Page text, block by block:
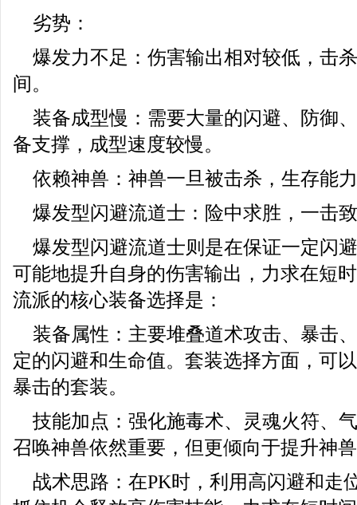
劣势：
爆发力不足：伤害输出相对较低，击
间。
装备成型慢：需要大量的闪避、防御
备支撑，成型速度较慢。
依赖神兽：神兽一旦被击杀，生存能
爆发型闪避流道士：险中求胜，一击
爆发型闪避流道士则是在保证一定闪
可能地提升自身的伤害输出，力求在短
流派的核心装备选择是：
装备属性：主要堆叠道术攻击、暴击
定的闪避和生命值。套装选择方面，可
暴击的套装。
技能加点：强化施毒术、灵魂火符、
召唤神兽依然重要，但更倾向于提升神
战术思路：在PK时，利用高闪避和走